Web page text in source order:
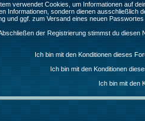
verwendet Cookies, um Informationen auf
Informationen, sondern dienen ausschließlich
und ggf. zum Versand eines neuen
der Registrierung stimmst du diesen
Ich bin mit den Konditionen dieses
Ich bin mit den Konditionen
Ich bin mit den